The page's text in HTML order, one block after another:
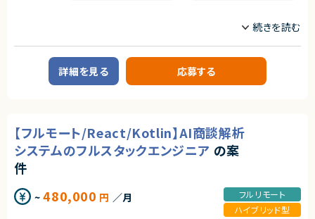
エージェントから
★ 為替リスクという社会性の高い金融課題に、AI・データサイエンスで直接
アプローチできます
ジションです
★ アジアを皮切りにした海外展開を見据え、グローバル志向のプロダクト開
発に携われます
CTO/VPoE/テックリード
プロジェクトマネージャー
プロジェクトリーダー
インフラエンジニア/SRE
フロントエンドエンジニア
サーバーサイドエンジニア
◆業務内容
日程調整を支援するSaaSプロダクトにおいて、企画・設計から改善まで、プ
Spring Spring Boot
TypeScript
詳細を見る 応募する
【フルモート/React/Kotlin】AI商談解析
システムのフルスタックエンジニア の案
件
~480,000 円 ／月
フルリモート
ハイブリッド型